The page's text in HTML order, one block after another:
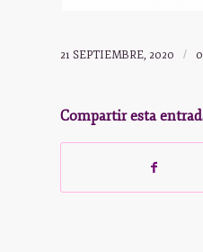
21 SEPTIEMBRE, 2020 /
Compartir esta